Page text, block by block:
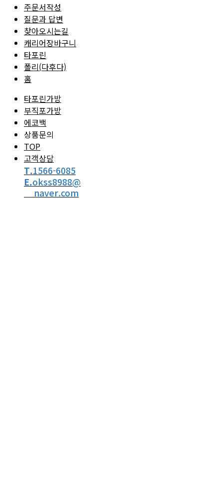
주문서작성
질문과 답변
찾아오시는길
캐리어장바구니
타포린
폴리(다후다)
홈
타포린가방
부직포가방
에코백
상품문의
TOP
고객상담
T.1566-6085
E.okss8988@
naver.com